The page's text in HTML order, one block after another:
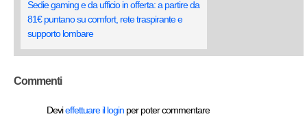
Sedie gaming e da ufficio in offerta: a partire da
81€ puntano su comfort, rete traspirante e
supporto lombare
Commenti
Devieffettuare il login per poter commentare